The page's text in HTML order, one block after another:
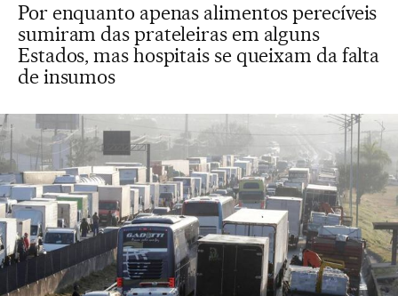
Por enquanto apenas alimentos perecíveis
sumiram das prateleiras em alguns
Estados, mas hospitais se queixam da falta
de insumos